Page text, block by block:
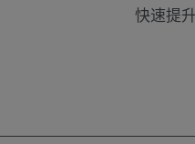
快速提